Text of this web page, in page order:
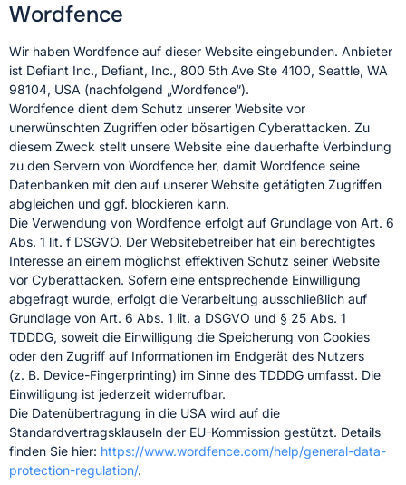
Wordfence
Wir haben Wordfence auf dieser Website eingebunden. Anbieter
ist Defiant Inc., Defiant, Inc., 800 5th Ave Ste 4100, Seattle, WA
98104, USA (nachfolgend „Wordfence“).
Wordfence dient dem Schutz unserer Website vor
unerwünschten Zugriffen oder bösartigen Cyberattacken. Zu
diesem Zweck stellt unsere Website eine dauerhafte Verbindung
zu den Servern von Wordfence her, damit Wordfence seine
Datenbanken mit den auf unserer Website getätigten Zugriffen
abgleichen und ggf. blockieren kann.
Die Verwendung von Wordfence erfolgt auf Grundlage von Art. 6
Abs. 1 lit. f DSGVO. Der Websitebetreiber hat ein berechtigtes
Interesse an einem möglichst effektiven Schutz seiner Website
vor Cyberattacken. Sofern eine entsprechende Einwilligung
abgefragt wurde, erfolgt die Verarbeitung ausschließlich auf
Grundlage von Art. 6 Abs. 1 lit. a DSGVO und § 25 Abs. 1
TDDDG, soweit die Einwilligung die Speicherung von Cookies
oder den Zugriff auf Informationen im Endgerät des Nutzers
(z. B. Device-Fingerprinting) im Sinne des TDDDG umfasst. Die
Einwilligung ist jederzeit widerrufbar.
Die Datenübertragung in die USA wird auf die
Standardvertragsklauseln der EU-Kommission gestützt. Details
finden Sie hier: https://www.wordfence.com/help/general-data-
protection-regulation/.